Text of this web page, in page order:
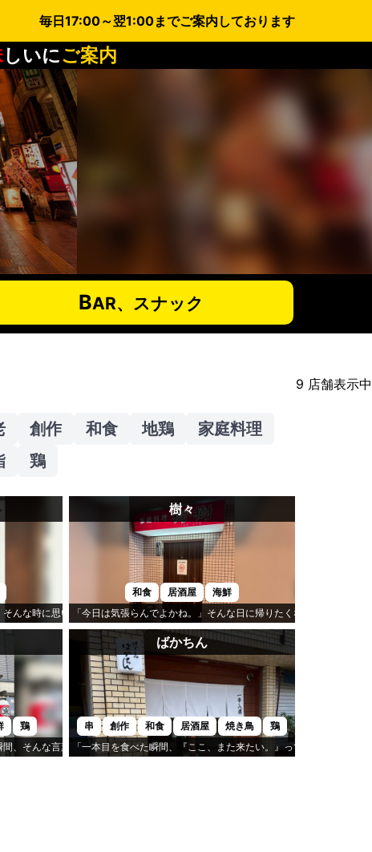
毎日17:00～翌1:00までご案内しております
しいにご案内
BAR、スナック
9 店舗表示中
創作 和食 地鶏
家庭料理
鶏
そんな時に思い出すのが「ダイニングまこ」です。
樹々
和食 居酒屋
海鮮
「今日は気張らんでよかね。」そんな日に帰りたくなるのが「樹々
鶏
間、そんな言葉が出るのが「蔵人」です。
ばかちん
串 創作 和食 居酒屋 焼き鳥
鶏
「一本目を食べた瞬間、『ここ、また来たい。』って思ったんよね